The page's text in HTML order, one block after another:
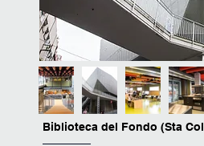
Biblioteca del Fondo (Sta